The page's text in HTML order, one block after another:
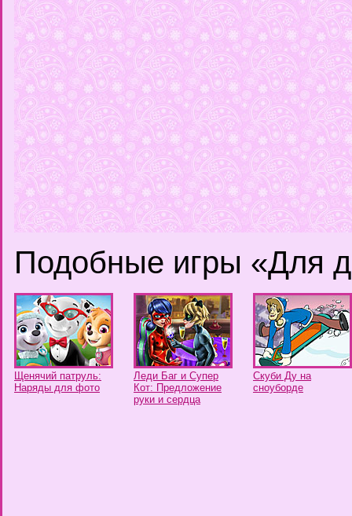
Подобные игры «Для
Щенячий патруль:
Наряды для фото
Леди Баг и Супер
Кот: Предложение
руки и сердца
Скуби Ду на
сноуборде